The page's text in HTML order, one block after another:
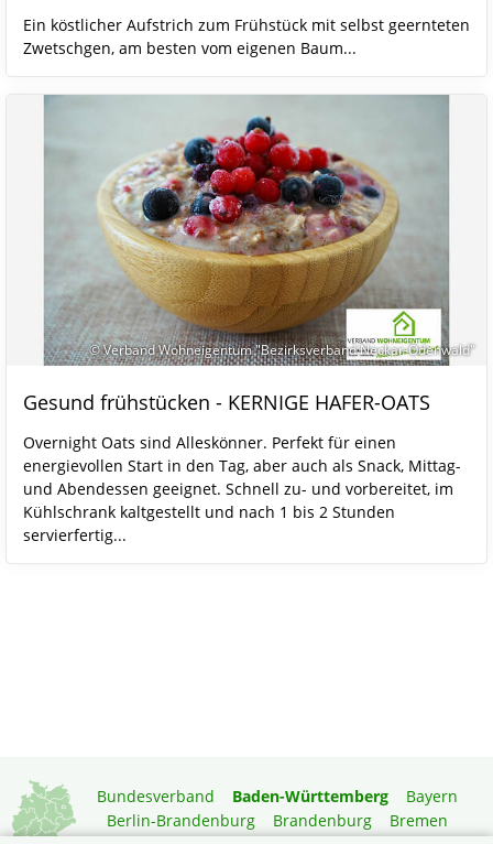
Ein köstlicher Aufstrich zum Frühstück mit selbst geernteten
Zwetschgen, am besten vom eigenen Baum...
© Verband Wohneigentum "Bezirksverband Neckar-Odenwald"
Gesund frühstücken - KERNIGE HAFER-OATS
Overnight Oats sind Alleskönner. Perfekt für einen
energievollen Start in den Tag, aber auch als Snack, Mittag-
und Abendessen geeignet. Schnell zu- und vorbereitet, im
Kühlschrank kaltgestellt und nach 1 bis 2 Stunden
servierfertig...
Bundesverband Baden-Württemberg
Bayern
Berlin-Brandenburg
Brandenburg
Bremen